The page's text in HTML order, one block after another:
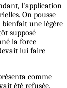
l'application
On pousse
une légère
supposé
la force
lui faire
comme
été refusée,